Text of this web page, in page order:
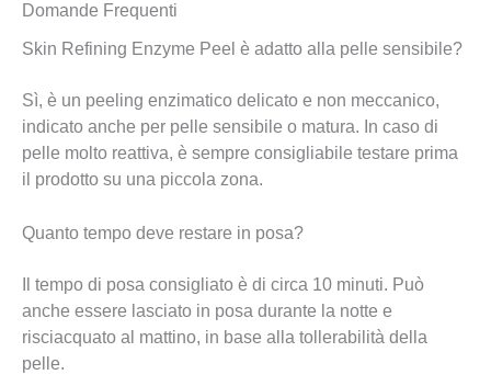
Domande Frequenti
Skin Refining Enzyme Peel è adatto alla pelle sensibile?
Sì, è un peeling enzimatico delicato e non meccanico,
indicato anche per pelle sensibile o matura. In caso di
pelle molto reattiva, è sempre consigliabile testare prima
il prodotto su una piccola zona.
Quanto tempo deve restare in posa?
Il tempo di posa consigliato è di circa 10 minuti. Può
anche essere lasciato in posa durante la notte e
risciacquato al mattino, in base alla tollerabilità della
pelle.